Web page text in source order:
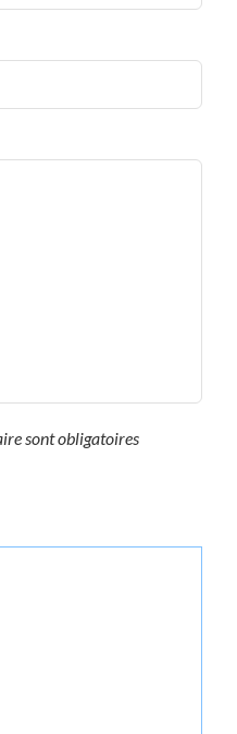
sont obligatoires